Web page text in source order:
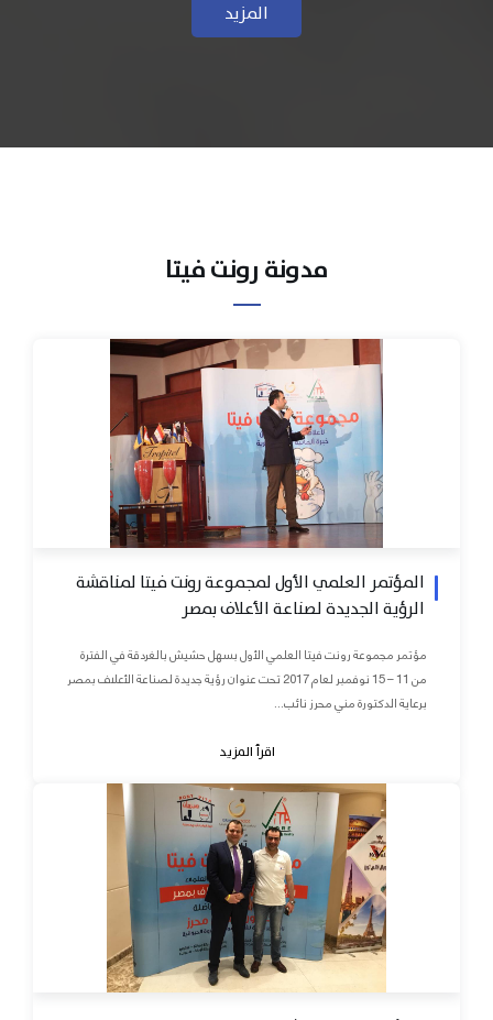
المزيد
مدونة رونت فيتا
المؤتمر العلمي الأول لمجموعة رونت فيتا لمناقشة
الرؤية الجديدة لصناعة الأعلاف بمصر
مؤتمر مجموعة رونت فيتا العلمي الأول بسهل حشيش بالغردقة في الفترة
من 11 – 15 نوفمبر لعام 2017 تحت عنوان رؤية جديدة لصناعة الأعلاف بمصر
برعاية الدكتورة مني محرز نائب...
اقرأ المزيد